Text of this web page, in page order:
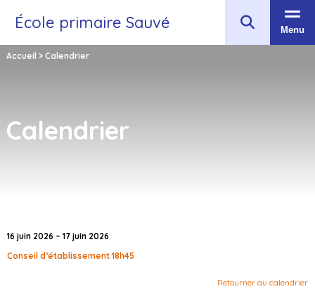
École primaire Sauvé Menu
Accueil > Calendrier
Calendrier
16 juin 2026 – 17 juin 2026
Conseil d’établissement 18h45
Retourner au calendrier